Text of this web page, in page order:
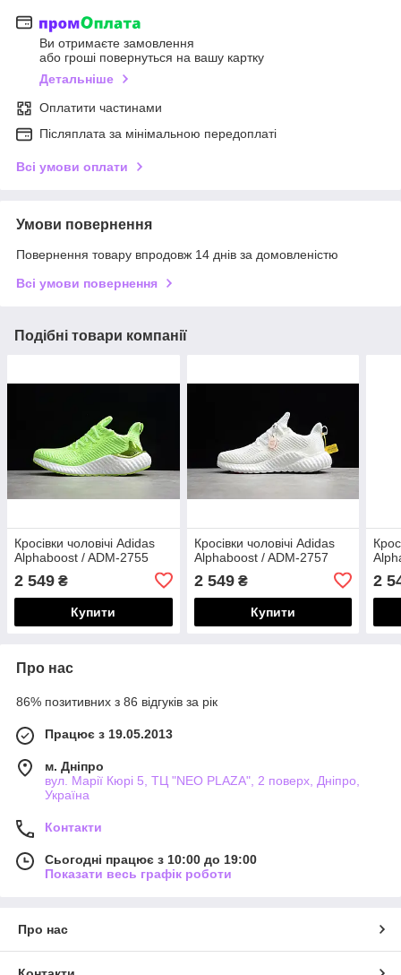
Ви отримаєте замовлення
або гроші повернуться на вашу картку
Детальніше
Оплатити частинами
Післяплата за мінімальною передоплаті
Всі умови оплати
Умови повернення
Повернення товару впродовж 14 днів за домовленістю
Всі умови повернення
Подібні товари компанії
Кросівки чоловічі Adidas
Alphaboost / ADM-2755
2 549 ₴
Купити
Кросівки чоловічі Adidas
Alphaboost / ADM-2757
2 549₴
Купити
2
Про нас
86% позитивних з 86 відгуків за рік
Працює з 19.05.2013
м. Дніпро
вул. Марії Кюрі 5, ТЦ "NEO PLAZA", 2 поверх, Дніпро,
Україна
Контакти
Сьогодні працює з 10:00 до 19:00
Показати весь графік роботи
Про нас